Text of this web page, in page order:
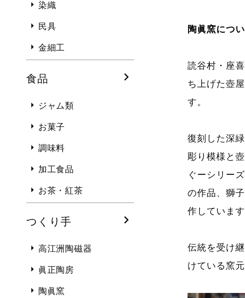
染織
民具
金細工
食品
ジャム類
お菓子
調味料
加工食品
お茶・紅茶
つくり手
高江洲陶磁器
眞正陶房
陶眞窯
陶眞窯につ
読谷村・座
ち上げた壺
す。
復刻した深
彫り模様と
ぐーシリー
の作品、獅
作しています
伝統を受け
けている窯元